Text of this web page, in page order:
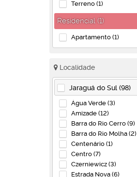
Terreno (1)
Residencial (1)
Apartamento (1)
Localidade
Jaraguá do Sul (98)
Água Verde (3)
Amizade (12)
Barra do Rio Cerro (9)
Barra do Rio Molha (2)
Centenário (1)
Centro (7)
Czerniewicz (3)
Estrada Nova (6)